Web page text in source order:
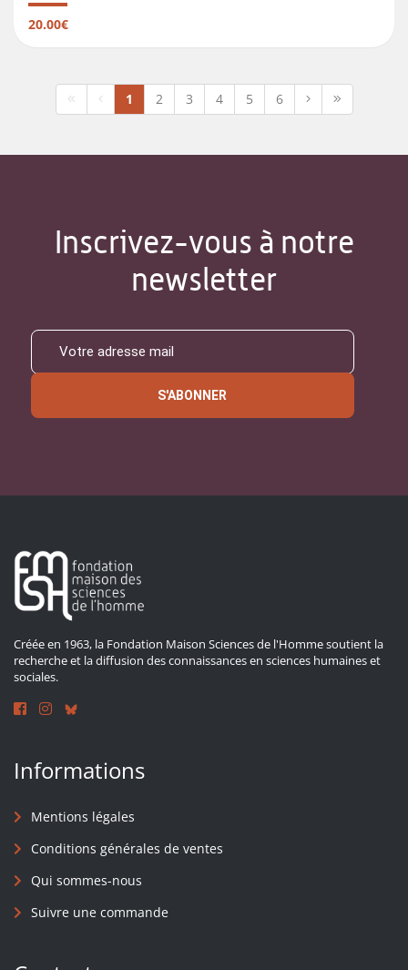
20.00€
1 2 3 4 5 6
Inscrivez-vous à notre
newsletter
S'ABONNER
Créée en 1963, la Fondation Maison Sciences de l'Homme soutient la
recherche et la diffusion des connaissances en sciences humaines et
sociales.
Informations
Mentions légales
Conditions générales de ventes
Qui sommes-nous
Suivre une commande